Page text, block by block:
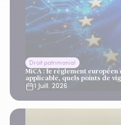
Droit patrimonial
MiCA : le règlement européen
applicable, quels points de
1 Juill. 2026